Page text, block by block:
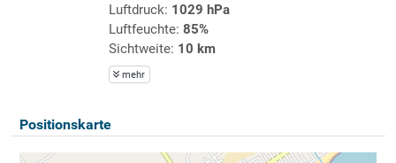
Luftdruck: 1029 hPa
Luftfeuchte: 85%
Sichtweite: 10 km
mehr
Positionskarte